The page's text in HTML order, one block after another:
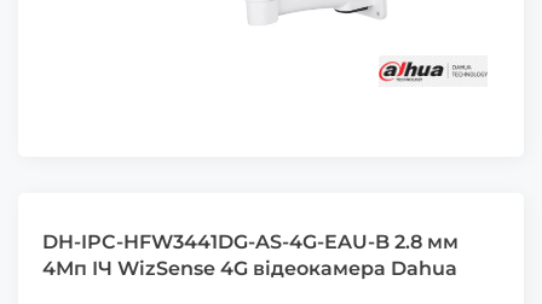
DH-IPC-HFW3441DG-AS-4G-EAU-B 2.8 мм
4Мп ІЧ WizSense 4G відеокамера Dahua